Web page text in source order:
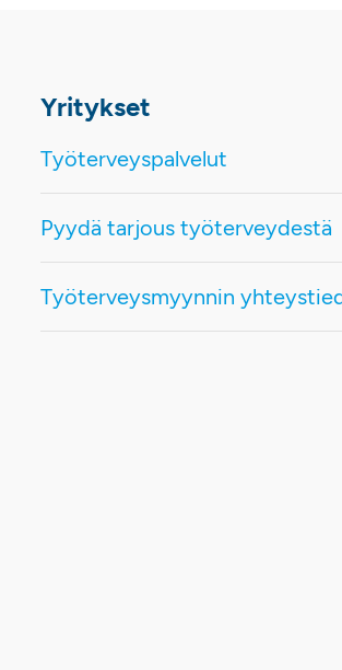
Yritykset
Työterveyspalvelut
Pyydä tarjous työterveydestä
Työterveysmyynnin